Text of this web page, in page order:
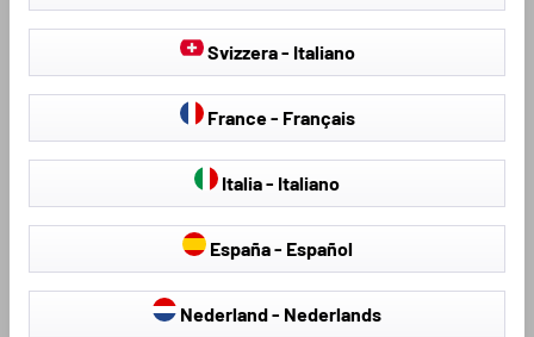
Stoelhoezen &
Stoelbekleding
hagelschermhoezen
Loading...
Svizzera - Italiano
France - Français
Italia - Italiano
España - Español
Nederland - Nederlands